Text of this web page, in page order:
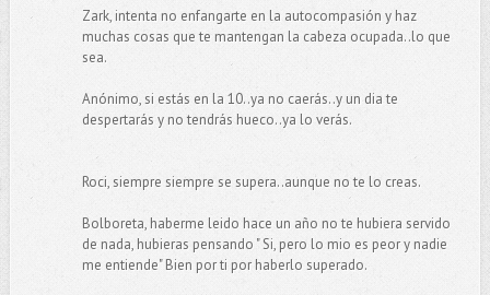
Zark, intenta no enfangarte en la autocompasión y haz
muchas cosas que te mantengan la cabeza ocupada..lo que
sea.
Anónimo, si estás en la 10..ya no caerás..y un dia te
despertarás y no tendrás hueco..ya lo verás.
Roci, siempre siempre se supera..aunque no te lo creas.
Bolboreta, haberme leido hace un año no te hubiera servido
de nada, hubieras pensando " Si, pero lo mio es peor y nadie
me entiende" Bien por ti por haberlo superado.